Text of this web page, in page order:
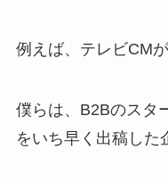
例えば、テレビCMが
僕らは、B2Bのスタ
をいち早く出稿した